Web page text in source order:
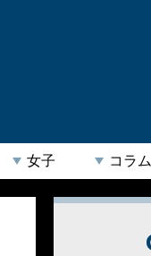
女子 コラム